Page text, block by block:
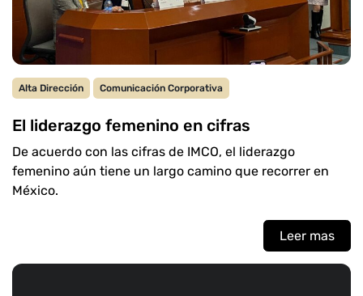
Alta Dirección Comunicación Corporativa
El liderazgo femenino en cifras
De acuerdo con las cifras de IMCO, el liderazgo
femenino aún tiene un largo camino que recorrer en
México.
Leer mas